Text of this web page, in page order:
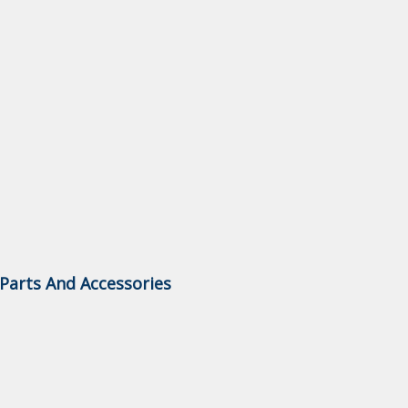
And Accessories .